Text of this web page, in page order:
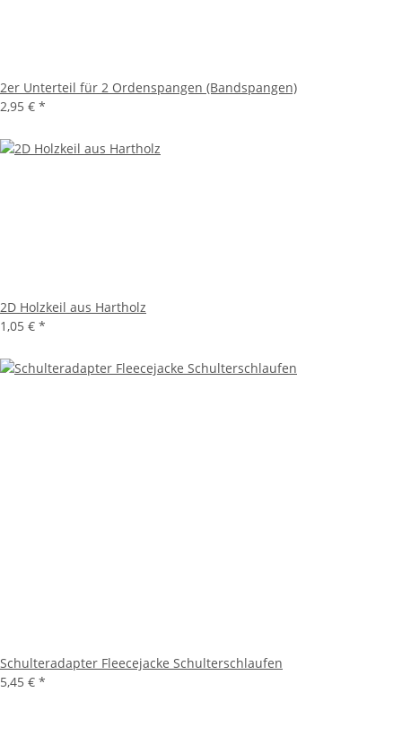
2er Unterteil für 2 Ordenspangen (Bandspangen)
2,95 € *
2D Holzkeil aus Hartholz
1,05 € *
Schulteradapter Fleecejacke Schulterschlaufen
5,45 € *